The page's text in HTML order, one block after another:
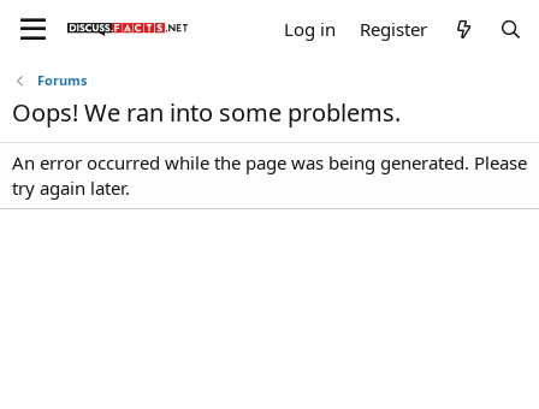
Log in Register
Forums
Oops! We ran into some problems.
An error occurred while the page was being generated. Please
try again later.